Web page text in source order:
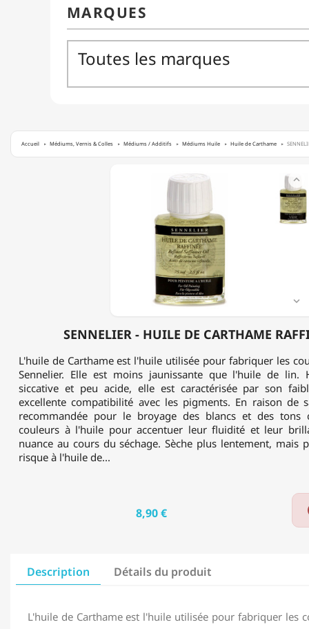
Accueil Médiums, Vernis & Colles Médiums / Additifs Médiums Huile Huile de Carthame
SENNELIER - HUILE DE CARTHAME


L'huile de Carthame est l'huile utilisée pour fabriquer les
Sennelier. Elle est moins jaunissante que l'huile de lin.
siccative et peu acide, elle est caractérisée par son
excellente compatibilité avec les pigments. En raison de
recommandée pour le broyage des blancs et des tons
couleurs à l'huile pour accentuer leur fluidité et leur
nuance au cours du séchage. Sèche plus lentement, mais
risque à l'huile de...
8,90 €
Description Détails du produit
L'huile de Carthame est l'huile utilisée pour fabriquer les